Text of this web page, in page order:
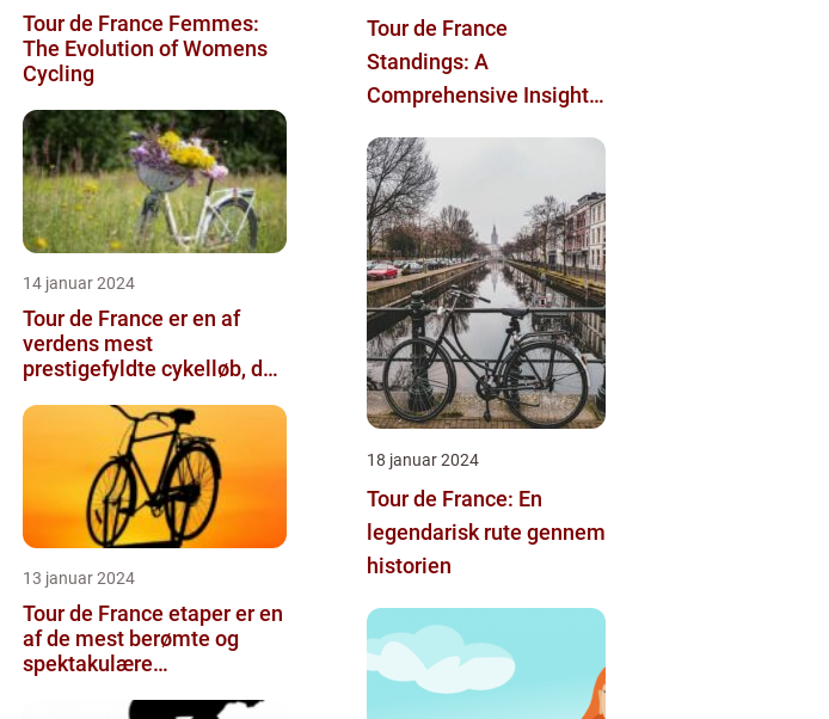
Tour de France Femmes:
The Evolution of Womens
Cycling
14 januar 2024
Tour de France er en af
verdens mest
prestigefyldte cykelløb, der
seere hver...
13 januar 2024
Tour de France etaper er en
af de mest berømte og
spektakulære
professionel c...
Tour de France
Standings: A
Comprehensive Insight
Race
18 januar 2024
Tour de France: En
legendarisk rute gennem
historien